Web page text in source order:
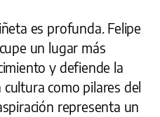
es profunda. Felipe
un lugar más
y defiende la
como pilares del
representa un